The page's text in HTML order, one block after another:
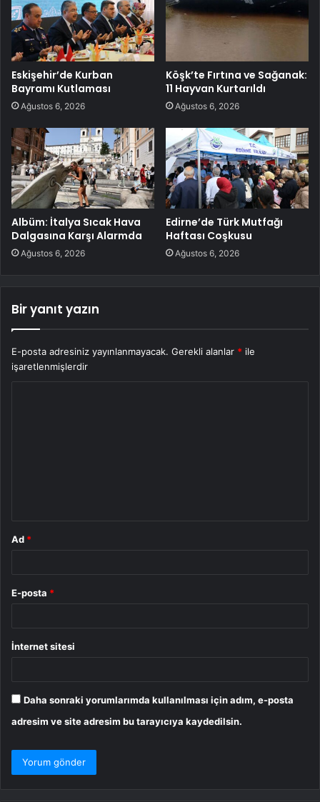
Eskişehir’de Kurban
Bayramı Kutlaması
Ağustos 6, 2026
Köşk’te Fırtına ve Sağanak:
11 Hayvan Kurtarıldı
Ağustos 6, 2026
Albüm: İtalya Sıcak Hava
Dalgasına Karşı Alarmda
Ağustos 6, 2026
Edirne’de Türk Mutfağı
Haftası Coşkusu
Ağustos 6, 2026
Bir yanıt yazın
E-posta adresiniz yayınlanmayacak. Gerekli alanlar * ile
işaretlenmişlerdir
Ad *
E-posta *
İnternet sitesi
Daha sonraki yorumlarımda kullanılması için adım, e-posta
adresim ve site adresim bu tarayıcıya kaydedilsin.